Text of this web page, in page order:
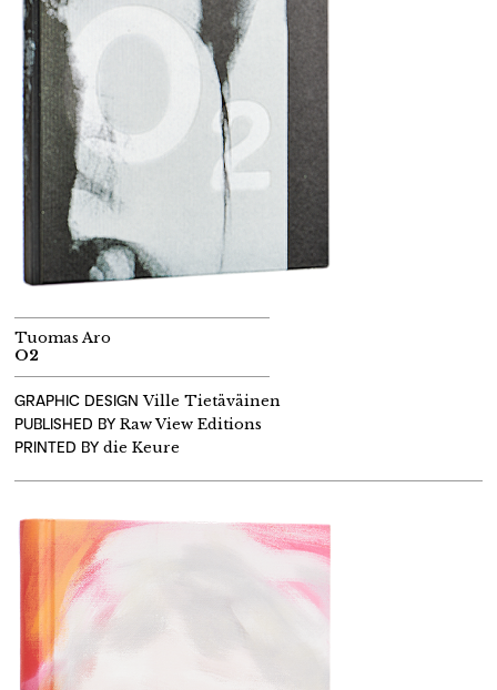
Tuomas Aro
O2
GRAPHIC DESIGNVille Tietäväinen
PUBLISHED BY RawView Editions
PRINTED BY die Keure